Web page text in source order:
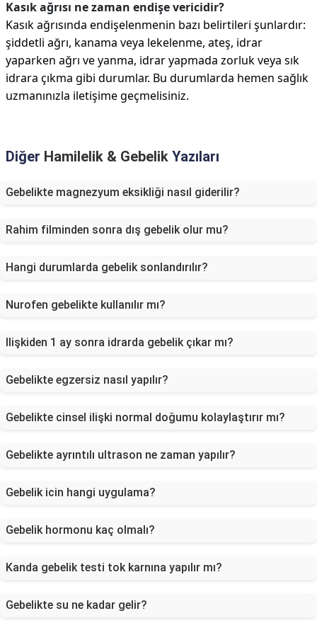
Kasık ağrısı ne zaman endişe vericidir?
Kasık ağrısında endişelenmenin bazı belirtileri şunlardır:
şiddetli ağrı, kanama veya lekelenme, ateş, idrar
yaparken ağrı ve yanma, idrar yapmada zorluk veya sık
idrara çıkma gibi durumlar. Bu durumlarda hemen sağlık
uzmanınızla iletişime geçmelisiniz.
Diğer Hamilelik & Gebelik Yazıları
Gebelikte magnezyum eksikliği nasıl giderilir?
Rahim filminden sonra dış gebelik olur mu?
Hangi durumlarda gebelik sonlandırılır?
Nurofen gebelikte kullanılır mı?
Ilişkiden 1 ay sonra idrarda gebelik çıkar mı?
Gebelikte egzersiz nasıl yapılır?
Gebelikte cinsel ilişki normal doğumu kolaylaştırır mı?
Gebelikte ayrıntılı ultrason ne zaman yapılır?
Gebelik icin hangi uygulama?
Gebelik hormonu kaç olmalı?
Kanda gebelik testi tok karnına yapılır mı?
Gebelikte su ne kadar gelir?